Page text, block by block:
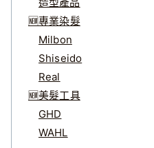
🆕專業染髮
Milbon
Shiseido
Real
🆕美髮工具
GHD
WAHL